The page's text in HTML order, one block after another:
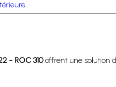
- ROC 310offrent une solution